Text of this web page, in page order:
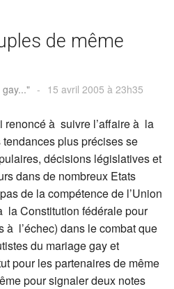
de même
gay..." - 15 avril 2005 à 23h35
renoncé à suivre l’affaire à la
tendances plus précises se
décisions législatives et
dans de nombreux Etats
de la compétence de l’Union
la Constitution fédérale pour
à l’échec) dans le combat que
du mariage gay et
pour les partenaires de même
pour signaler deux notes